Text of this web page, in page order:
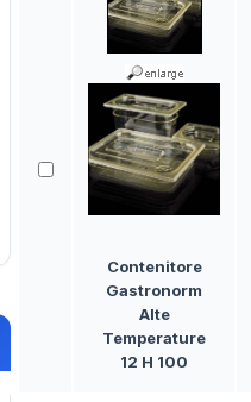
Contenitore
Gastronorm
Alte
Temperature
12 H 100